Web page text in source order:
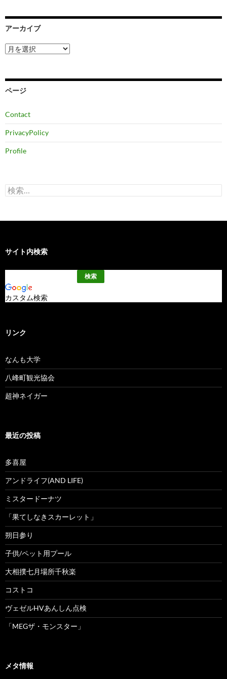
アーカイブ
ア
ー
ブ
ページ
Contact
PrivacyPolicy
Profile
検
索:
サイト内検索
カスタム検索
リンク
なんも大学
八峰町観光協会
超神ネイガー
最近の投稿
多喜屋
アンドライフ(AND LIFE)
ミスタードーナツ
「果てしなきスカーレット」
朔日参り
子供/ペット用プール
大相撲七月場所千秋楽
コストコ
ヴェゼルHVあんしん点検
「MEGザ・モンスター」
メタ情報